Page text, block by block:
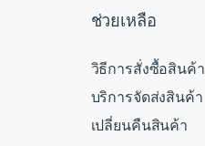
ช่วยเหลือ
วิธีการสั่งซื้อสินค้า
บริการจัดส่งสินค้า
เปลี่ยนคืนสินค้า